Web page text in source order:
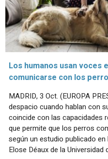
Los humanos usan voces
comunicarse con los
MADRID, 3 Oct. (EUROPA
despacio cuando hablan con
coincide con las capacidades
que permite que los perros
según un estudio publicado
Elose Déaux de la Universidad